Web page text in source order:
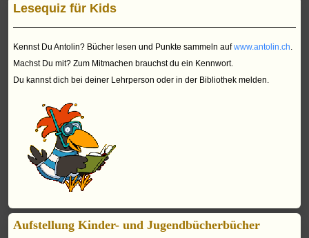
Lesequiz für Kids
Kennst Du Antolin? Bücher lesen und Punkte sammeln aufwww.antolin.ch
Machst Du mit? Zum Mitmachen brauchst du ein Kennwort.
Du kannst dich bei deiner Lehrperson oder in der Bibliothek melden.
Aufstellung Kinder- und Jugendbücherbücher